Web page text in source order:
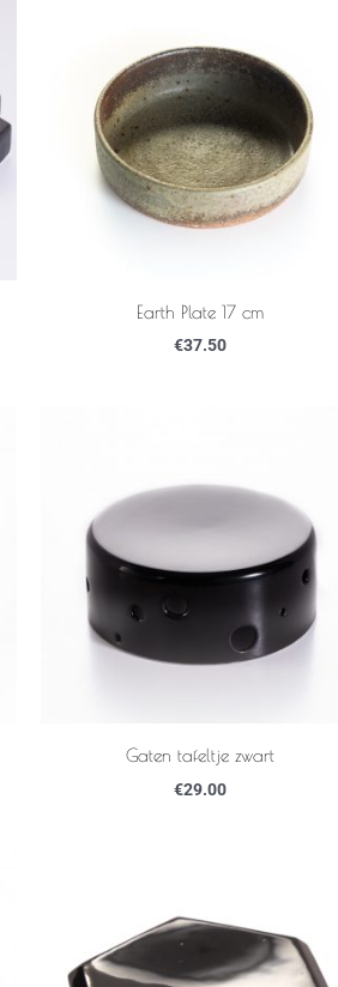
Earth Plate 17 cm
€37.50
Gaten tafeltje zwart
€29.00